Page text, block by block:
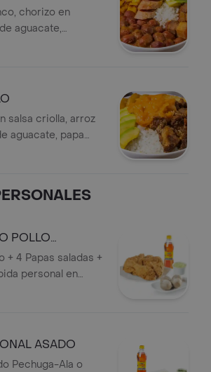
chorizo en
aguacate,
cubos de
salsa criolla, arroz
aguacate, papa
personal.
POLLO
+ 4 Papas saladas +
personal en
ASADO
Pechuga-Ala o